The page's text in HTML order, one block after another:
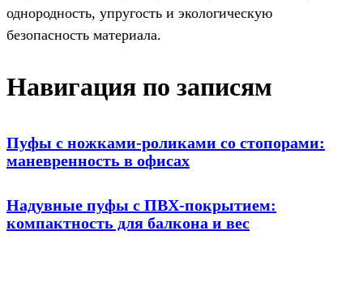
однородность, упругость и экологическую
безопасность материала.
Навигация по записям
Пуфы с ножками-роликами со стопорами:
маневренность в офисах
Надувные пуфы с ПВХ-покрытием:
компактность для балкона и вес